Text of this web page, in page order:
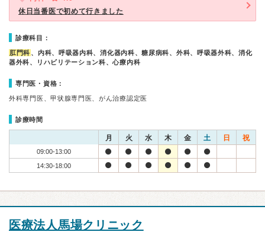
休日当番医で初めて行きました
診療科目：
肛門科 、内科、呼吸器内科、消化器内科、糖尿病科、外科、呼吸器外科、消化
器外科、リハビリテーション科、心療内科
専門医・資格：
外科専門医、甲状腺専門医、がん治療認定医
診療時間
月 火 水 木 金 土 日 祝
09:00-13:00
14:30-18:00
医療法人馬場クリニック